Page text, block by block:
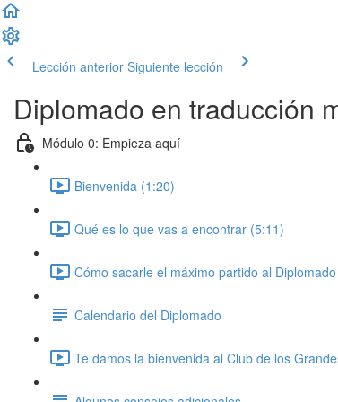
Lección anterior Siguiente lección
Diplomado en traducción
Módulo 0: Empieza aquí
Bienvenida (1:20)
Qué es lo que vas a encontrar (5:11)
Cómo sacarle el máximo partido al
Calendario del Diplomado
Te damos la bienvenida al Club de los